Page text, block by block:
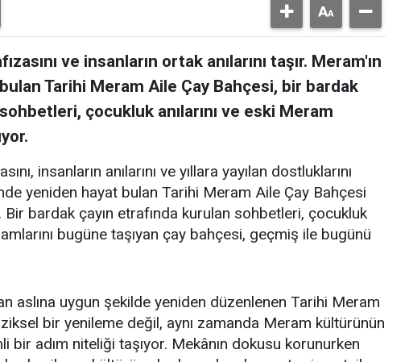
ve insanların ortak anılarını taşır. Meram'ın
Tarihi Meram Aile Çay Bahçesi, bir bardak
çocukluk anılarını ve eski Meram
insanların anılarını ve yıllara yayılan dostluklarını
yeniden hayat bulan Tarihi Meram Aile Çay Bahçesi
bardak çayın etrafında kurulan sohbetleri, çocukluk
bugüne taşıyan çay bahçesi, geçmiş ile bugünü
aslına uygun şekilde yeniden düzenlenen Tarihi Meram
bir yenileme değil, aynı zamanda Meram kültürünün
bir adım niteliği taşıyor. Mekânın dokusu korunurken